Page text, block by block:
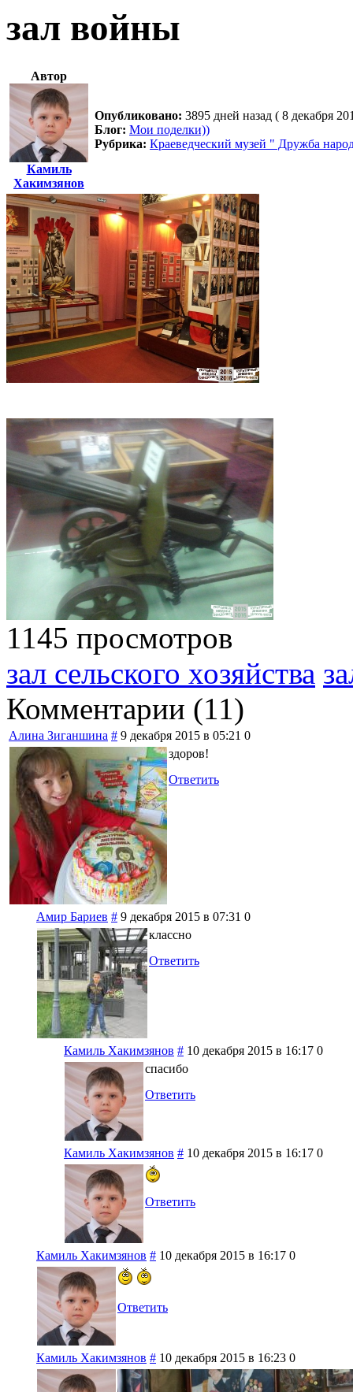
зал войны
Автор
Камиль
Хакимзянов
Опубликовано: 3895 дней назад ( 8 декабря
Блог: Мои поделки))
Рубрика: Краеведческий музей " Дружба
1145 просмотров
зал сельского хозяйства
Комментарии (11 )
Алина Зиганшина # 9 декабря 2015 в 05:21 0
здоров!
Ответить
Амир Бариев # 9 декабря 2015 в 07:31 0
классно
Ответить
Камиль Хакимзянов # 10 декабря 2015 в 16:17 0
спасибо
Ответить
Камиль Хакимзянов # 10 декабря 2015 в 16:17 0
Ответить
Камиль Хакимзянов # 10 декабря 2015 в 16:17 0
Ответить
Камиль Хакимзянов # 10 декабря 2015 в 16:23 0